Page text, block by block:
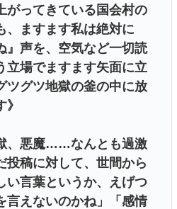
がってきている国会村の
、ますます私は絶対に
』声を、空気など一切読
立場でますます矢面に立
ツグツ地獄の釜の中に放
、悪魔……なんとも過激
投稿に対して、世間から
い言葉というか、えげつ
言えないのかね」「感情